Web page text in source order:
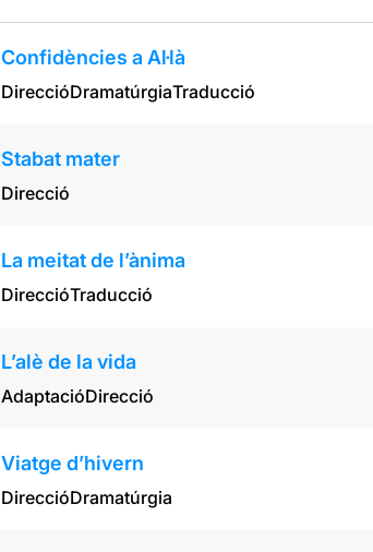
Confidències a Al·là
DireccióDramatúrgiaTraducció
Stabat mater
Direcció
La meitat de l’ànima
DireccióTraducció
L’alè de la vida
AdaptacióDirecció
Viatge d’hivern
DireccióDramatúrgia